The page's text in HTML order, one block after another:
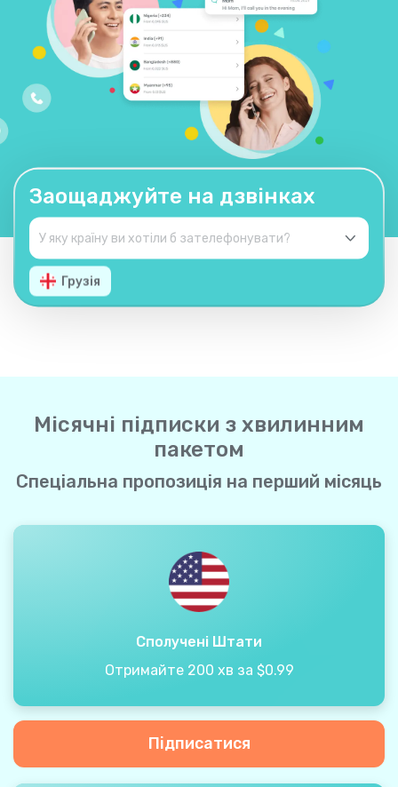
Заощаджуйте на дзвінках
Грузія
Місячні підписки з хвилинним
пакетом
Спеціальна пропозиція на перший місяць
Сполучені Штати
Отримайте 200 хв за $0.99
Підписатися